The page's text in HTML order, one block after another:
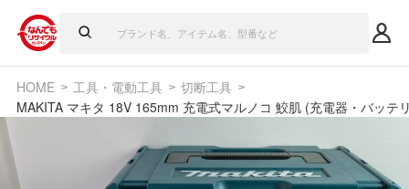
HOME 工具・電動工具
切断工具
MAKITA マキタ 18V 165mm 充電式マルノコ 鮫肌 (充電器・バッテ